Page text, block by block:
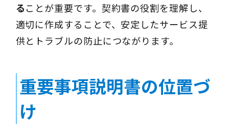
ることが重要です。契約書の役割を理解し、
適切に作成することで、安定したサービス提
供とトラブルの防止につながります。
重要事項説明書の位置づ
け